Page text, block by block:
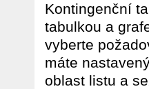
Kontingenční
tabulkou a
vyberte
máte
oblast listu a